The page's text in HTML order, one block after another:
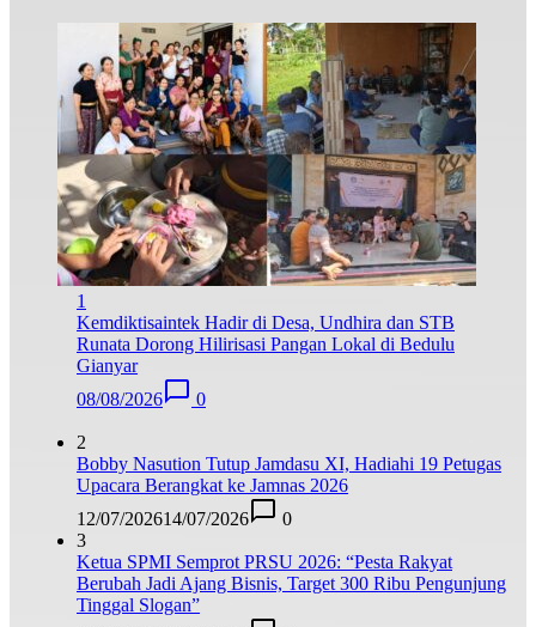
1
Kemdiktisaintek Hadir di Desa, Undhira dan STB
Runata Dorong Hilirisasi Pangan Lokal di Bedulu
Gianyar
08/08/2026
0
2
Bobby Nasution Tutup Jamdasu XI, Hadiahi 19 Petugas
Upacara Berangkat ke Jamnas 2026
12/07/202614/07/2026
0
3
Ketua SPMI Semprot PRSU 2026: “Pesta Rakyat
Berubah Jadi Ajang Bisnis, Target 300 Ribu Pengunjung
Tinggal Slogan”